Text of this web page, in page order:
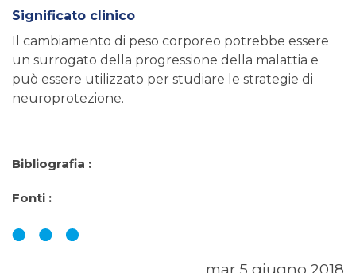
Significato clinico
Il cambiamento di peso corporeo potrebbe essere
un surrogato della progressione della malattia e
può essere utilizzato per studiare le strategie di
neuroprotezione.
Bibliografia :
Fonti :